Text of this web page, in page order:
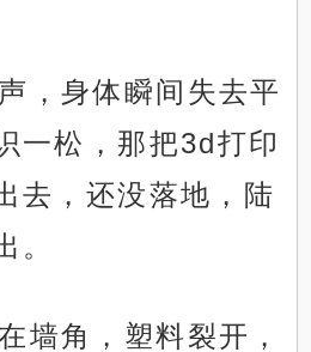
，身体瞬间失去平
一松，那把3d打印
去，还没落地，陆
。
墙角，塑料裂开，